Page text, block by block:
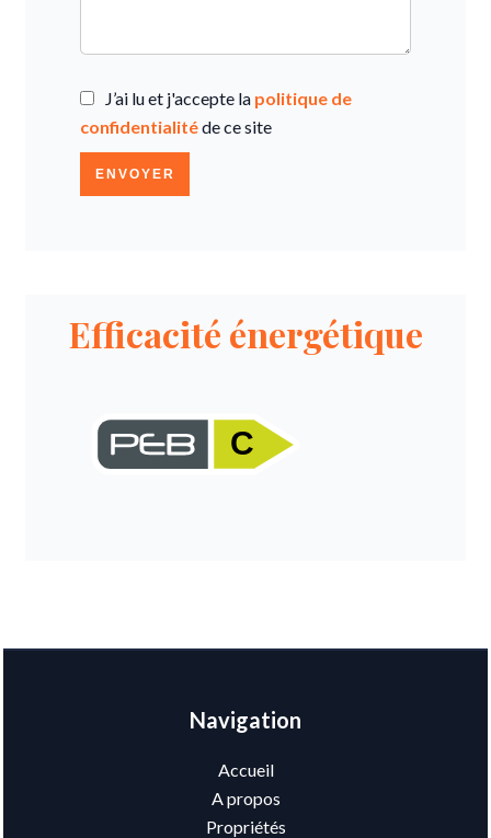
J’ai lu et j'accepte la politique de
confidentialitéde ce site
ENVOYER
Efficacité énergétique
C
Navigation
Accueil
A propos
Propriétés